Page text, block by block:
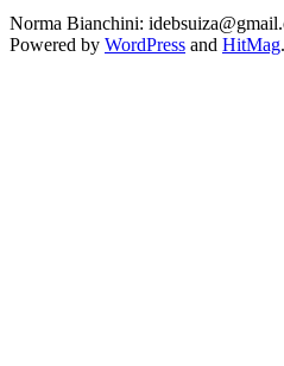
Norma Bianchini:
Powered by WordPress and HitMag.